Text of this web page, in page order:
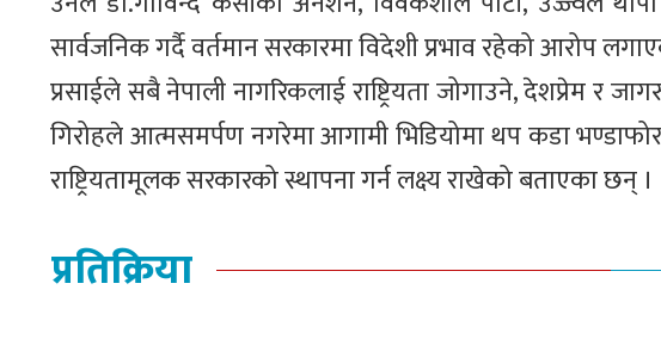
सार्वजनिक गर्दै वर्तमान सरकारमा विदेशी प्रभाव रहेको आरोप
प्रसाईले सबै नेपाली नागरिकलाई राष्ट्रियता जोगाउने, देशप्रेम
गिरोहले आत्मसमर्पण नगरेमा आगामी भिडियोमा थप कडा
राष्ट्रियतामूलक सरकारको स्थापना गर्न लक्ष्य राखेको बताएका छन् ।
प्रतिक्रिया